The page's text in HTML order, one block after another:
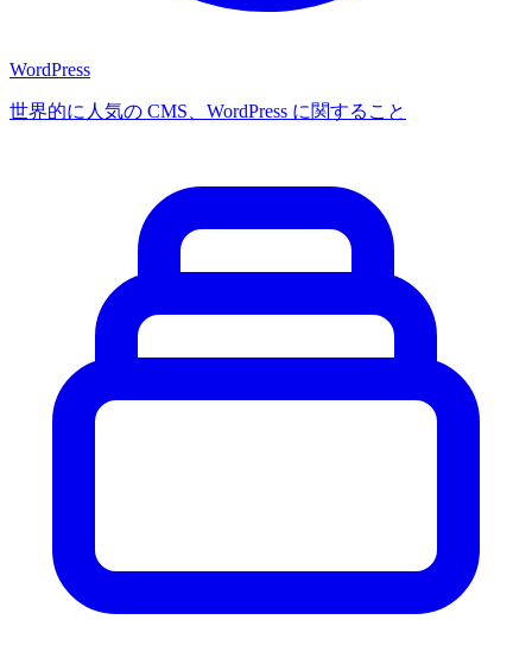
WordPress
世界的に人気の CMS、WordPress に関すること